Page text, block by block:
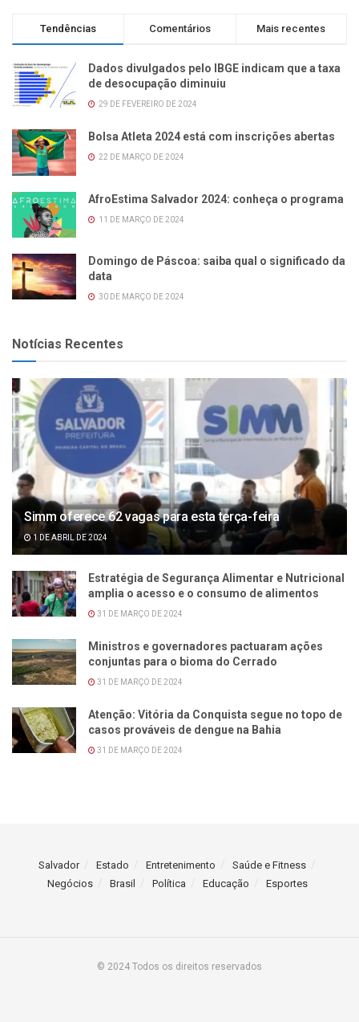
Tendências Comentários Mais recentes
Dados divulgados pelo IBGE indicam que a taxa
de desocupação diminuiu
29 DE FEVEREIRO DE 2024
Bolsa Atleta 2024 está com inscrições abertas
22 DE MARÇO DE 2024
AfroEstima Salvador 2024: conheça o programa
11 DE MARÇO DE 2024
Domingo de Páscoa: saiba qual o significado da
data
30 DE MARÇO DE 2024
Notícias Recentes
Simm oferece 62 vagas para esta terça-feira
1 DE ABRIL DE 2024
Estratégia de Segurança Alimentar e Nutricional
amplia o acesso e o consumo de alimentos
31 DE MARÇO DE 2024
Ministros e governadores pactuaram ações
conjuntas para o bioma do Cerrado
31 DE MARÇO DE 2024
Atenção: Vitória da Conquista segue no topo de
casos prováveis de dengue na Bahia
31 DE MARÇO DE 2024
Salvador Estado Entretenimento
Saúde e Fitness
Negócios
Brasil Política Educação Esportes
© 2024 Todos os direitos reservados